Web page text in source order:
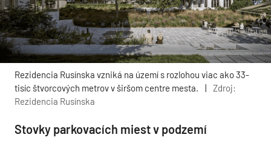
Rezidencia Rusínska vzniká na území s rozlohou viac ako 33-
tisíc štvorcových metrov v širšom centre mesta.
|
Zdroj:
Rezidencia Rusínska
Stovky parkovacích miest v podzemí